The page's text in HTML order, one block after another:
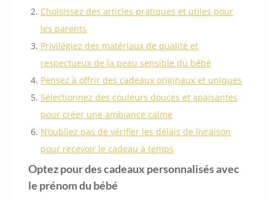
Choisissez des articles pratiques et utiles pour
les parents
Privilégiez des matériaux de qualité et
respectueux de la peau sensible du bébé
Pensez à offrir des cadeaux originaux et uniques
Sélectionnez des couleurs douces et apaisantes
pour créer une ambiance calme
N’oubliez pas de vérifier les délais de livraison
pour recevoir le cadeau à temps
Optez pour des cadeaux personnalisés avec
le prénom du bébé